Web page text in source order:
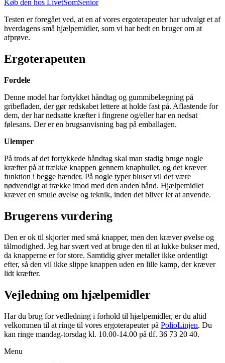
Køb den hos LivetSomSenior
Testen er foregået ved, at en af vores ergoterapeuter har udvalgt et af
hverdagens små hjælpemidler, som vi har bedt en bruger om at
afprøve.
Ergoterapeuten
Fordele
Denne model har fortykket håndtag og gummibelægning på
gribefladen, der gør redskabet lettere at holde fast på. Aflastende for
dem, der har nedsatte kræfter i fingrene og/eller har en nedsat
følesans. Der er en brugsanvisning bag på emballagen.
Ulemper
På trods af det fortykkede håndtag skal man stadig bruge nogle
kræfter på at trække knappen gennem knaphullet, og det kræver
funktion i begge hænder. På nogle typer bluser vil det være
nødvendigt at trække imod med den anden hånd. Hjælpemidlet
kræver en smule øvelse og teknik, inden det bliver let at anvende.
Brugerens vurdering
Den er ok til skjorter med små knapper, men den kræver øvelse og
tålmodighed. Jeg har svært ved at bruge den til at lukke bukser med,
da knapperne er for store. Samtidig giver metallet ikke ordentligt
efter, så den vil ikke slippe knappen uden en lille kamp, der kræver
lidt kræfter.
Vejledning om hjælpemidler
Har du brug for vedledning i forhold til hjælpemidler, er du altid
velkommen til at ringe til vores ergoterapeuter på PolioLinjen. Du
kan ringe mandag-torsdag kl. 10.00-14.00 på tlf. 36 73 20 40.
Menu